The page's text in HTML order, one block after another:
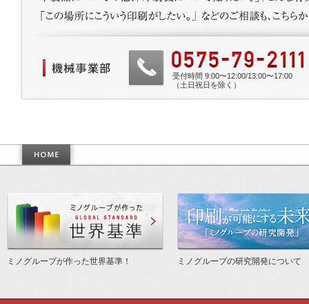
受付時間 9:00〜12:00/13:00〜17:00
（土日祝日を除く）
作った世界基準
ミノグループが作った世界基準！ ミノグループの研究開発について